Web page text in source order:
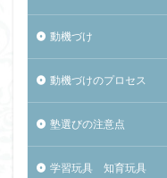
動機づけ
動機づけのプロセス
塾選びの注意点
学習玩具 知育玩具